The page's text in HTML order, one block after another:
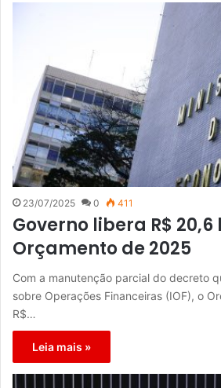
23/07/2025 0 411
Governo libera R$ 20,6
Orçamento de 2025
Com a manutenção parcial do decreto
sobre Operações Financeiras (IOF), o
R$…
Leia mais »